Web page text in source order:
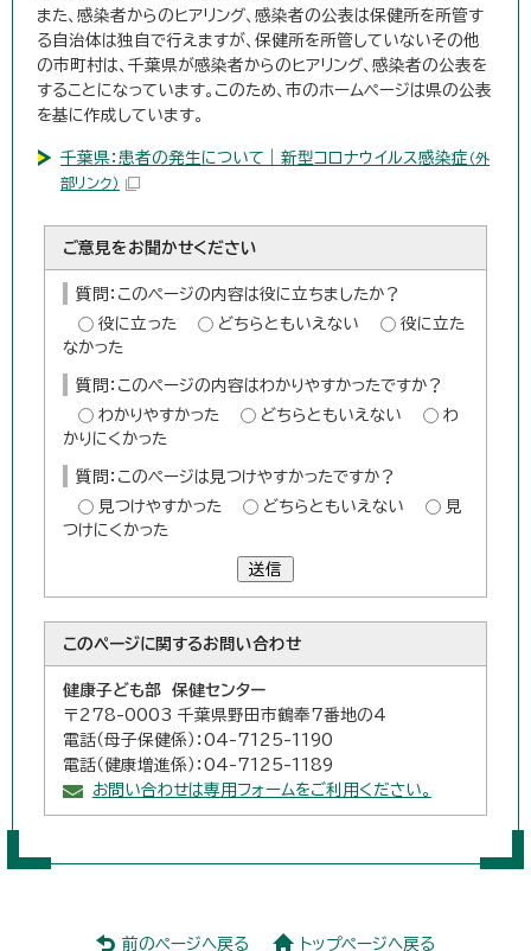
また、感染者からのヒアリング、感染者の公表は保健所を所管す
る自治体は独自で行えますが、保健所を所管していないその他
の市町村は、千葉県が感染者からのヒアリング、感染者の公表を
することになっています。このため、市のホームページは県の公表
を基に作成しています。
千葉県：患者の発生について｜新型コロナウイルス感染症 （外
部リンク）
ご意見をお聞かせください
質問：このページの内容は役に立ちましたか？
役に立った
どちらともいえない
役に立た
なかった
質問：このページの内容はわかりやすかったですか？
わかりやすかった
どちらともいえない
わ
かりにくかった
質問：このページは見つけやすかったですか？
見つけやすかった
どちらともいえない
見
つけにくかった
送信
このページに関するお問い合わせ
健康子ども部 保健センター
〒278-0003 千葉県野田市鶴奉7番地の4
電話（母子保健係）：04-7125-1190
電話（健康増進係）：04-7125-1189
お問い合わせは専用フォームをご利用ください。
前のページへ戻る トップページへ戻る